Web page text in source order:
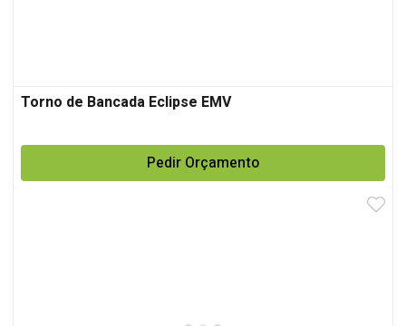
Torno de Bancada Eclipse EMV
Pedir Orçamento